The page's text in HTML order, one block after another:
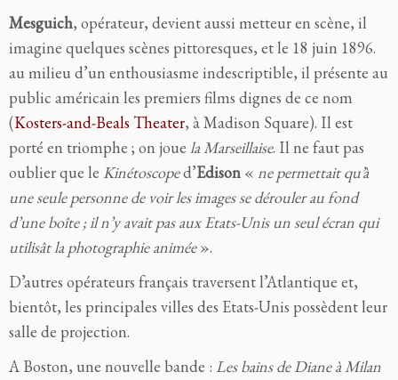
Mesguich, opérateur, devient aussi metteur en scène, il
imagine quelques scènes pittoresques, et le 18 juin 1896.
au milieu d’un enthousiasme indescriptible, il présente au
public américain les premiers films dignes de ce nom
(Kosters-and-Beals Theater, à Madison Square). Il est
porté en triomphe ; on joue la Marseillaise. Il ne faut pas
oublier que le Kinétoscoped’Edison « ne permettait qu’à
une seule personne de voir les images se dérouler au fond
d’une boîte ; il n’y avait pas aux Etats-Unis un seul écran qui
utilisât la photographie animée».
D’autres opérateurs français traversent l’Atlantique et,
bientôt, les principales villes des Etats-Unis possèdent leur
salle de projection.
A Boston, une nouvelle bande : Les bains de Diane à Milan